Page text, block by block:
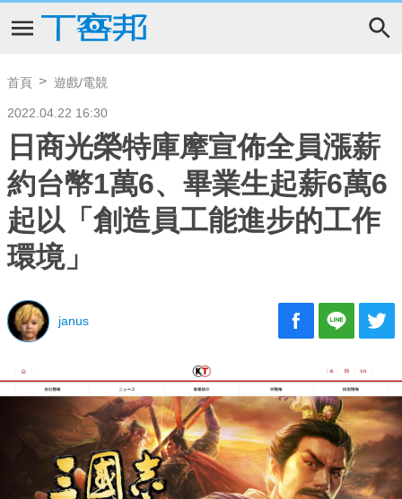
首頁 遊戲/電競
2022.04.22 16:30
日商光榮特庫摩宣佈全員漲薪
約台幣1萬6、畢業生起薪6萬6
起以「創造員工能進步的工作
環境」
janus